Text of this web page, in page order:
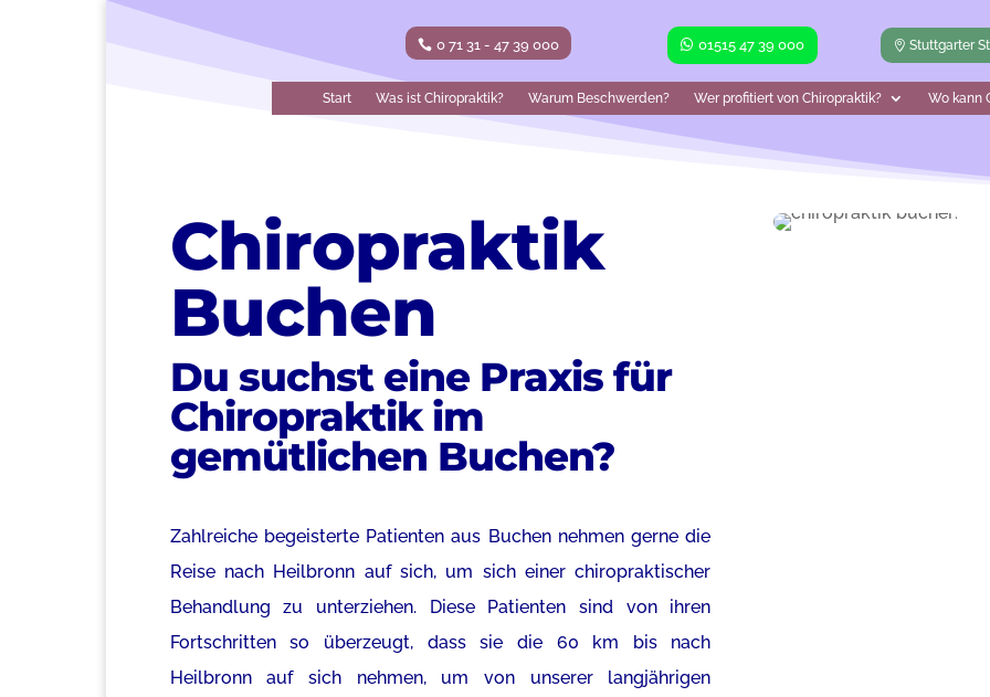
0 71 31 - 47 39 000 01515 47 39 000 Stuttgarter
Start Was ist Chiropraktik? Warum Beschwerden? Wer profitiert von Chiropraktik? Wo kann
Chiropraktik
Buchen
Du suchst eine Praxis für
Chiropraktik im
gemütlichen Buchen?
Zahlreiche begeisterte Patienten aus Buchen nehmen gerne die
Reise nach Heilbronn auf sich, um sich einer chiropraktischer
Behandlung zu unterziehen. Diese Patienten sind von ihren
Fortschritten so überzeugt, dass sie die 60 km
bis nach
Heilbronn auf sich nehmen,
um von unserer langjährigen